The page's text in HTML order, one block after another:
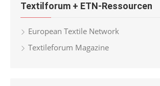
Textilforum + ETN-Ressourcen
European Textile Network
Textileforum Magazine